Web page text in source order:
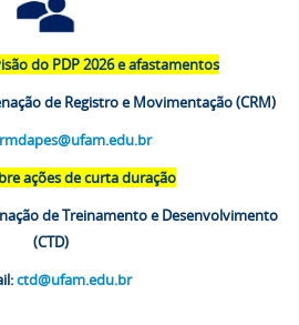
do PDP 2026 e afastamentos
de Registro e Movimentação (CRM)
ações de curta duração
de Treinamento e Desenvolvimento
(CTD)
ctd@ufam.edu.br